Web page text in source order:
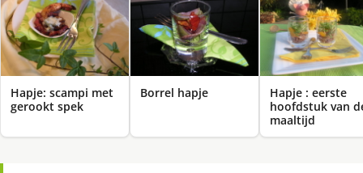
Hapje: scampi met
gerookt spek
Borrel hapje
Hapje : eerste
hoofdstuk van
maaltijd